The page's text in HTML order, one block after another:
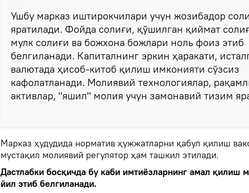
Ушбу марказ иштирокчилари учун жозибадор
яратилади. Фойда солиғи, қўшилган қиймат
мулк солиғи ва божхона божлари ноль фоиз этиб
белгиланади. Капиталнинг эркин ҳаракати,
валютада ҳисоб-китоб қилиш имконияти сўзсиз
кафолатланади. Молиявий технологиялар,
активлар, "яшил" молия учун замонавий тизим
Марказ ҳудудида норматив ҳужжатларни қабул қилиш
мустақил молиявий регулятор ҳам ташкил этилади.
Дастлабки босқичда бу каби имтиёзларнинг амал қилиш
йил этиб белгиланади.